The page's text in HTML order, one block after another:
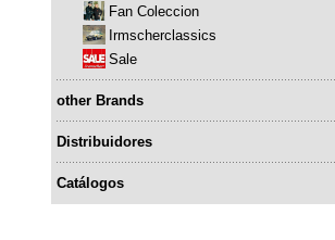
Fan Coleccion
Irmscherclassics
Sale
other Brands
Distribuidores
Catálogos